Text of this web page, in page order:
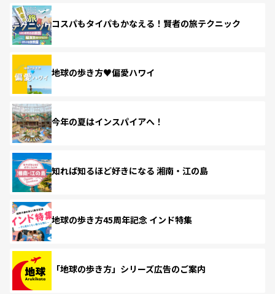
コスパもタイパもかなえる！賢者の旅テクニック
地球の歩き方♥偏愛ハワイ
今年の夏はインスパイアへ！
知れば知るほど好きになる 湘南・江の島
地球の歩き方45周年記念 インド特集
「地球の歩き方」シリーズ広告のご案内